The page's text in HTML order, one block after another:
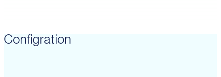
Configration